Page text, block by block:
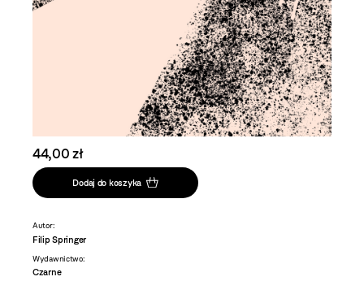
44,00 zł
Dodaj do koszyka
Autor:
Filip Springer
Wydawnictwo:
Czarne